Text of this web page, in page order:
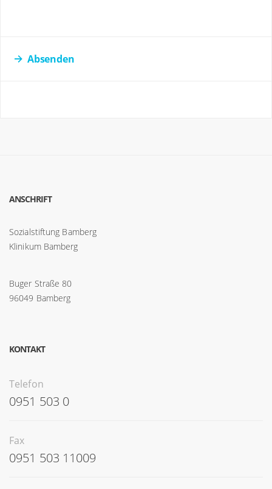
Absenden
ANSCHRIFT
Sozialstiftung Bamberg
Klinikum Bamberg
Buger Straße 80
96049 Bamberg
KONTAKT
Telefon
0951 503 0
Fax
0951 503 11009